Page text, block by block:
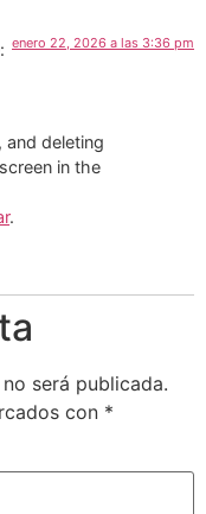
enero 22, 2026 a las 3:36 pm
deleting
in the
.
será publicada.
con *